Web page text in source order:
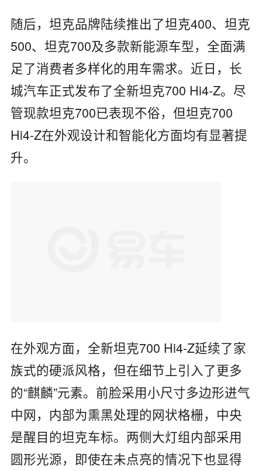
随后，坦克品牌陆续推出了坦克400、坦克
500、坦克700及多款新能源车型，全面满
足了消费者多样化的用车需求。近日，长
城汽车正式发布了全新坦克700 Hi4-Z。尽
管现款坦克700已表现不俗，但坦克700
Hi4-Z在外观设计和智能化方面均有显著提
升。
在外观方面，全新坦克700 Hi4-Z延续了家
族式的硬派风格，但在细节上引入了更多
的“麒麟”元素。前脸采用小尺寸多边形进气
中网，内部为熏黑处理的网状格栅，中央
是醒目的坦克车标。两侧大灯组内部采用
圆形光源，即使在未点亮的情况下也显得